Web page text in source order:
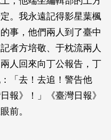
。我永遠記得影星葉楓
事，他們兩人到了臺中
者方培敬、于枕流兩人
人回來向丁公報告，丁
「去！去追！警告他
報》！」《臺灣日報》
前。